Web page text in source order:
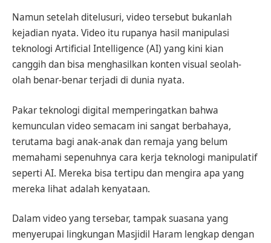
Namun setelah ditelusuri, video tersebut bukanlah
kejadian nyata. Video itu rupanya hasil manipulasi
teknologi Artificial Intelligence (AI) yang kini kian
canggih dan bisa menghasilkan konten visual seolah-
olah benar-benar terjadi di dunia nyata.
Pakar teknologi digital memperingatkan bahwa
kemunculan video semacam ini sangat berbahaya,
terutama bagi anak-anak dan remaja yang belum
memahami sepenuhnya cara kerja teknologi manipulatif
seperti AI. Mereka bisa tertipu dan mengira apa yang
mereka lihat adalah kenyataan.
Dalam video yang tersebar, tampak suasana yang
menyerupai lingkungan Masjidil Haram lengkap dengan